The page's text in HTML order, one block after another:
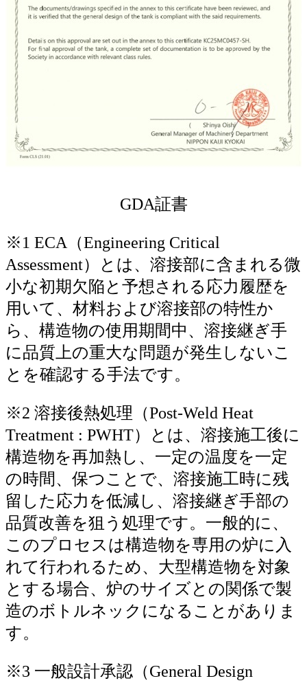
GDA証書
※1 ECA（Engineering Critical
Assessment）とは、溶接部に含まれる微
小な初期欠陥と予想される応力履歴を
用いて、材料および溶接部の特性か
ら、構造物の使用期間中、溶接継ぎ手
に品質上の重大な問題が発生しないこ
とを確認する手法です。
※2 溶接後熱処理（Post-Weld Heat
Treatment : PWHT）とは、溶接施工後に
構造物を再加熱し、一定の温度を一定
の時間、保つことで、溶接施工時に残
留した応力を低減し、溶接継ぎ手部の
品質改善を狙う処理です。一般的に、
このプロセスは構造物を専用の炉に入
れて行われるため、大型構造物を対象
とする場合、炉のサイズとの関係で製
造のボトルネックになることがありま
す。
※3 一般設計承認（General Design